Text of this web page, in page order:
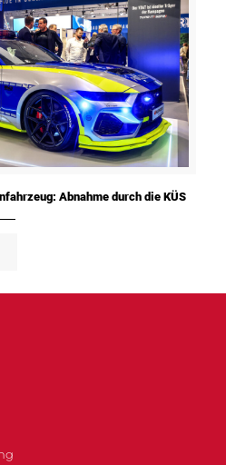
Abnahme durch die KÜS